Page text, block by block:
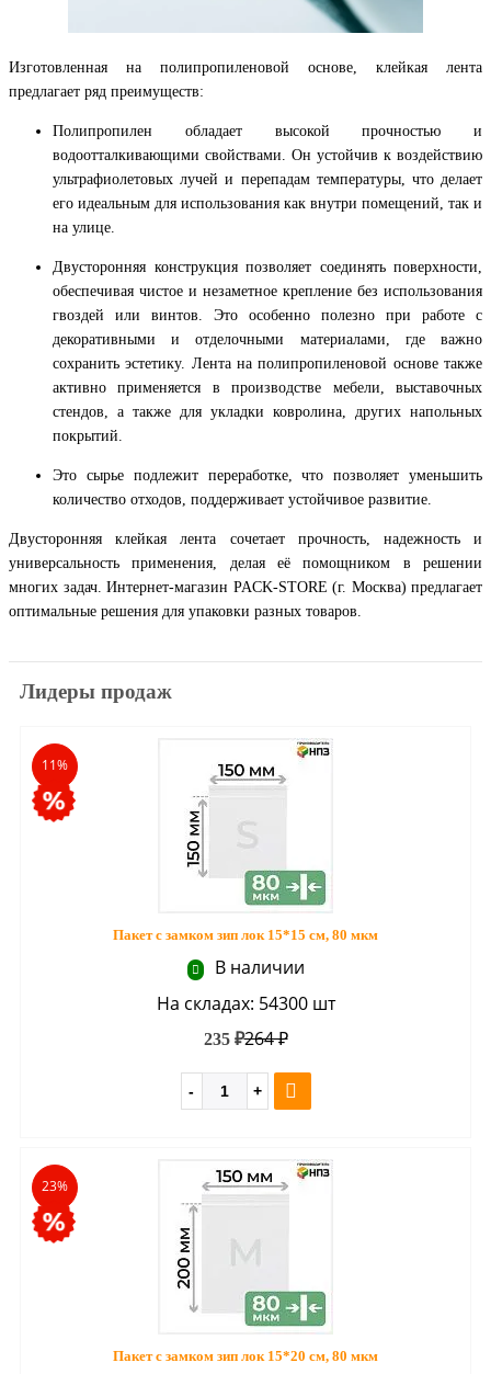
Изготовленная на полипропиленовой основе, клейкая лента
предлагает ряд преимуществ:
Полипропилен обладает высокой прочностью и
водоотталкивающими свойствами. Он устойчив к воздействию
ультрафиолетовых лучей и перепадам температуры, что делает
его идеальным для использования как внутри помещений, так и
на улице.
Двусторонняя конструкция позволяет соединять поверхности,
обеспечивая чистое и незаметное крепление без использования
гвоздей или винтов. Это особенно полезно при работе с
декоративными и отделочными материалами, где важно
сохранить эстетику. Лента на полипропиленовой основе также
активно применяется в производстве мебели, выставочных
стендов, а также для укладки ковролина, других напольных
покрытий.
Это сырье подлежит переработке, что позволяет уменьшить
количество отходов, поддерживает устойчивое развитие.
Двусторонняя клейкая лента сочетает прочность, надежность и
универсальность применения, делая её помощником в решении
многих задач. Интернет-магазин PACK-STORE (г. Москва) предлагает
оптимальные решения для упаковки разных товаров.
Лидеры продаж
11%
Пакет с замком зип лок 15*15 см, 80 мкм
В наличии
На складах: 54300 шт
264 ₽
235 ₽
23%
Пакет с замком зип лок 15*20 см, 80 мкм